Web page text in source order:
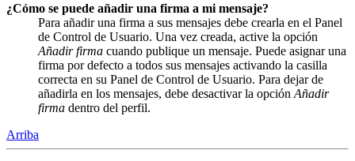
¿Cómo se puede añadir una firma a mi mensaje?
Para añadir una firma a sus mensajes debe crearla en el Panel
de Control de Usuario. Una vez creada, active la opción
Añadir firma cuando publique un mensaje. Puede asignar una
firma por defecto a todos sus mensajes activando la casilla
correcta en su Panel de Control de Usuario. Para dejar de
añadirla en los mensajes, debe desactivar la opción Añadir
firma dentro del perfil.
Arriba